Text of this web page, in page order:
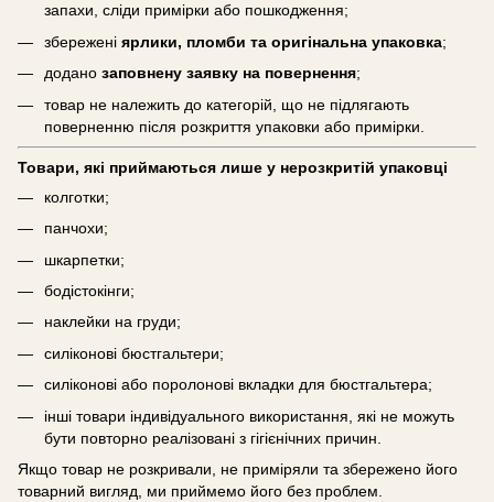
запахи, сліди примірки або пошкодження;
збережені ярлики, пломби та оригінальна упаковка;
додано заповнену заявку на повернення;
товар не належить до категорій, що не підлягають
поверненню після розкриття упаковки або примірки.
Товари, які приймаються лише у нерозкритій упаковці
колготки;
панчохи;
шкарпетки;
бодістокінги;
наклейки на груди;
силіконові бюстгальтери;
силіконові або поролонові вкладки для бюстгальтера;
інші товари індивідуального використання, які не можуть
бути повторно реалізовані з гігієнічних причин.
Якщо товар не розкривали, не приміряли та збережено його
товарний вигляд, ми приймемо його без проблем.